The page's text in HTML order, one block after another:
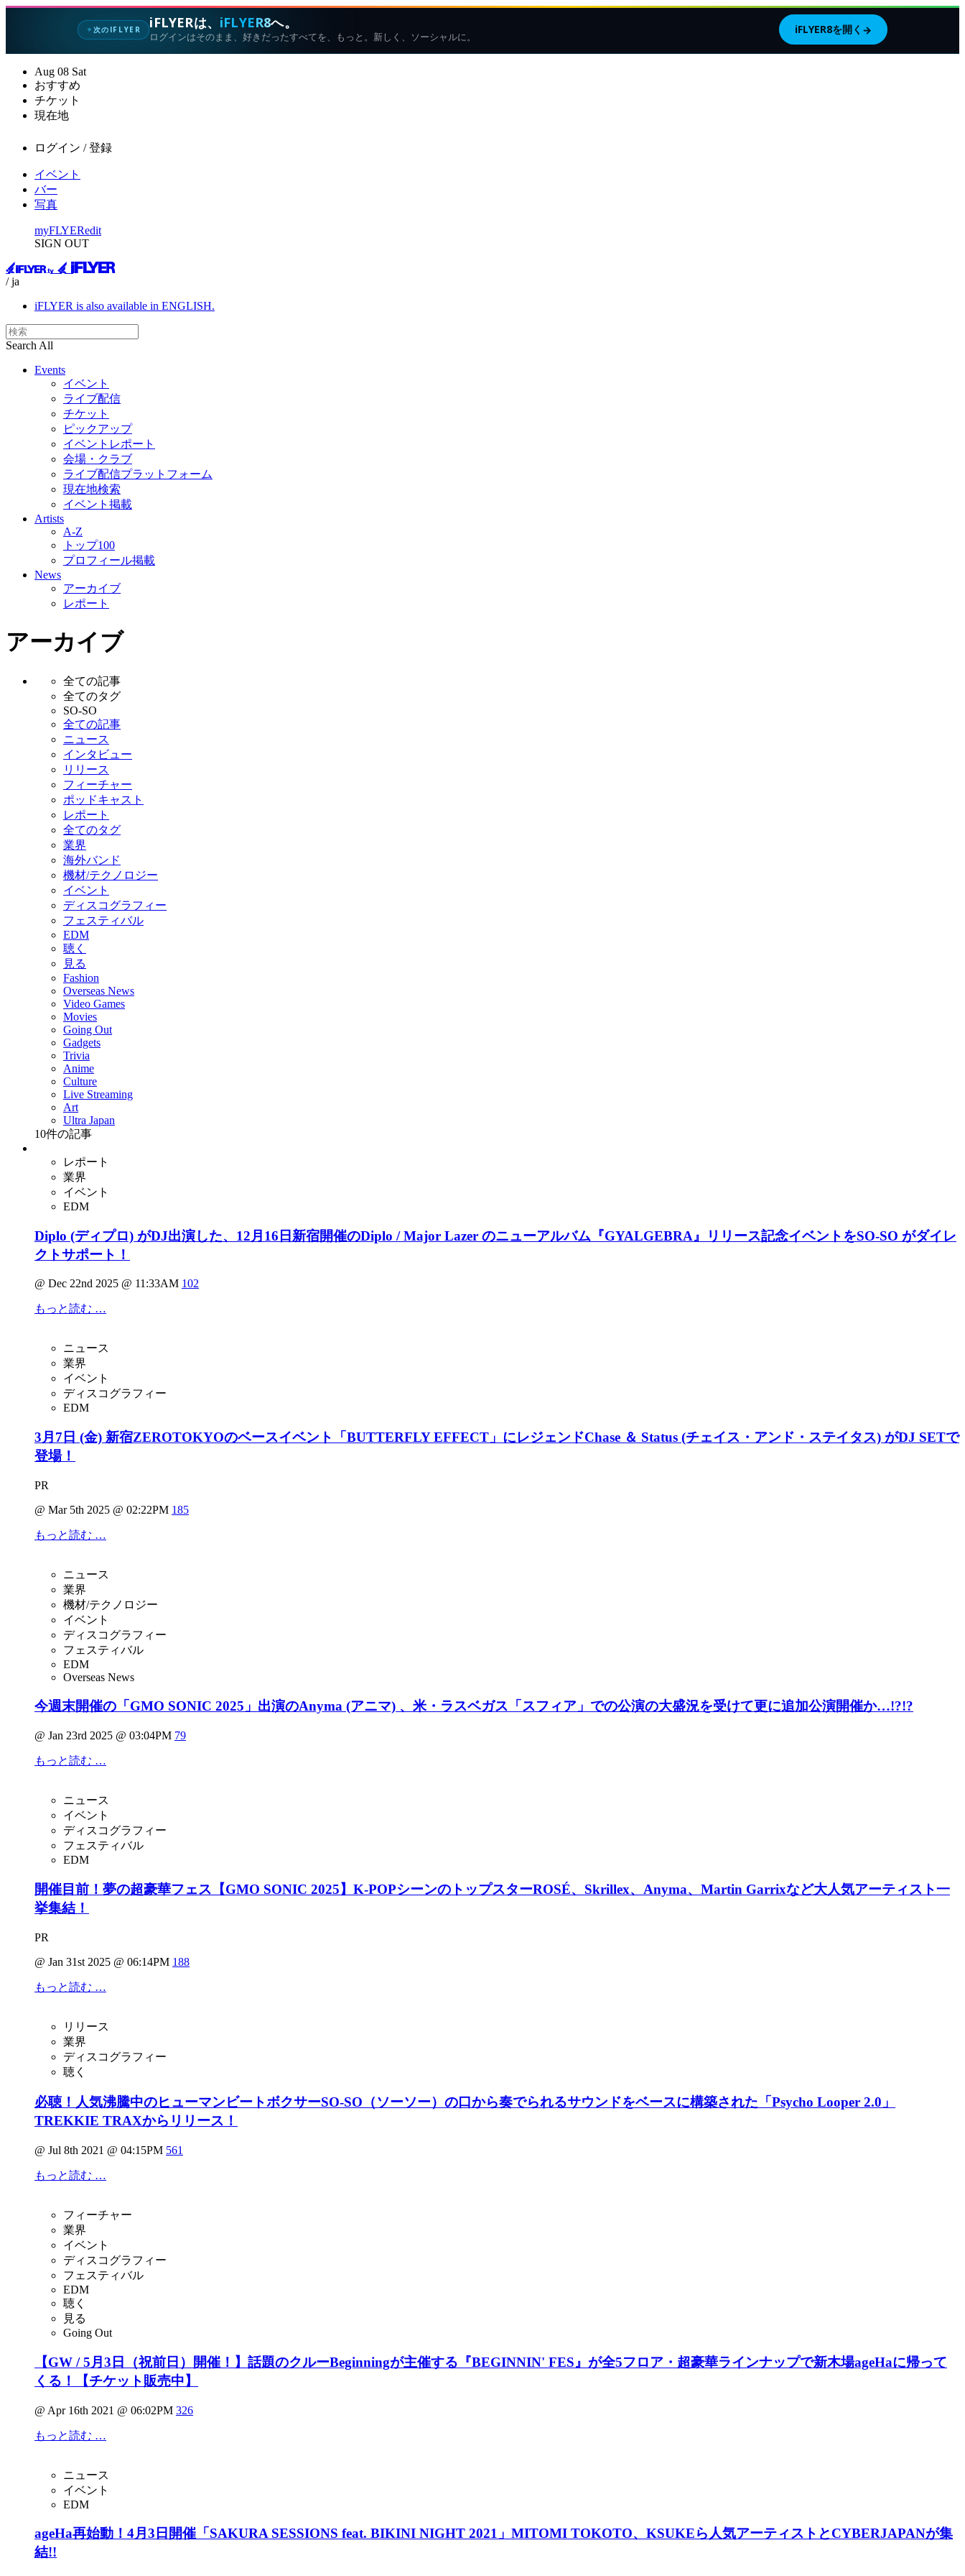
✦次のIFLYER iFLYERは、 iFLYER8へ。
ログインはそのまま、好きだったすべてを、もっと。新しく、ソーシャルに。
iFLYER8を開く →
Aug 08 Sat
おすすめ
チケット
現在地
ログイン / 登録
イベント
バー
写真
myFLYERedit
SIGN OUT
/ ja
iFLYER is also available in ENGLISH.
Search All
Events
イベント
ライブ配信
チケット
ピックアップ
イベントレポート
会場・クラブ
ライブ配信プラットフォーム
現在地検索
イベント掲載
Artists
A-Z
トップ100
プロフィール掲載
News
アーカイブ
レポート
アーカイブ
全ての記事
全てのタグ
SO-SO
全ての記事
ニュース
インタビュー
リリース
フィーチャー
ポッドキャスト
レポート
全てのタグ
業界
海外バンド
機材/テクノロジー
イベント
ディスコグラフィー
フェスティバル
EDM
聴く
見る
Fashion
Overseas News
Video Games
Movies
Going Out
Gadgets
Trivia
Anime
Culture
Live Streaming
Art
Ultra Japan
10件の記事
レポート
業界
イベント
EDM
Diplo (ディプロ) がDJ出演した、12月16日新宿開催のDiplo / Major Lazer のニューアルバム『GYALGEBRA』リリース記念イベントをSO-SO がダイレ
クトサポート！
@ Dec 22nd 2025 @ 11:33AM 102
もっと読む …
ニュース
業界
イベント
ディスコグラフィー
EDM
3月7日 (金) 新宿ZEROTOKYOのベースイベント「BUTTERFLY EFFECT」にレジェンドChase ＆ Status (チェイス・アンド・ステイタス) がDJ SETで
登場！
PR
@ Mar 5th 2025 @ 02:22PM 185
もっと読む …
ニュース
業界
機材/テクノロジー
イベント
ディスコグラフィー
フェスティバル
EDM
Overseas News
今週末開催の「GMO SONIC 2025」出演のAnyma (アニマ) 、米・ラスベガス「スフィア」での公演の大盛況を受けて更に追加公演開催か…!?!?
@ Jan 23rd 2025 @ 03:04PM 79
もっと読む …
ニュース
イベント
ディスコグラフィー
フェスティバル
EDM
開催目前！夢の超豪華フェス【GMO SONIC 2025】K-POPシーンのトップスターROSÉ、Skrillex、Anyma、Martin Garrixなど大人気アーティスト一
挙集結！
PR
@ Jan 31st 2025 @ 06:14PM 188
もっと読む …
リリース
業界
ディスコグラフィー
聴く
必聴！人気沸騰中のヒューマンビートボクサーSO-SO（ソーソー）の口から奏でられるサウンドをベースに構築された「Psycho Looper 2.0」
TREKKIE TRAXからリリース！
@ Jul 8th 2021 @ 04:15PM 561
もっと読む …
フィーチャー
業界
イベント
ディスコグラフィー
フェスティバル
EDM
聴く
見る
Going Out
【GW / 5月3日（祝前日）開催！】話題のクルーBeginningが主催する『BEGINNIN' FES』が全5フロア・超豪華ラインナップで新木場ageHaに帰って
くる！【チケット販売中】
@ Apr 16th 2021 @ 06:02PM 326
もっと読む …
ニュース
イベント
EDM
ageHa再始動！4月3日開催「SAKURA SESSIONS feat. BIKINI NIGHT 2021」MITOMI TOKOTO、KSUKEら人気アーティストとCYBERJAPANが集
結!!